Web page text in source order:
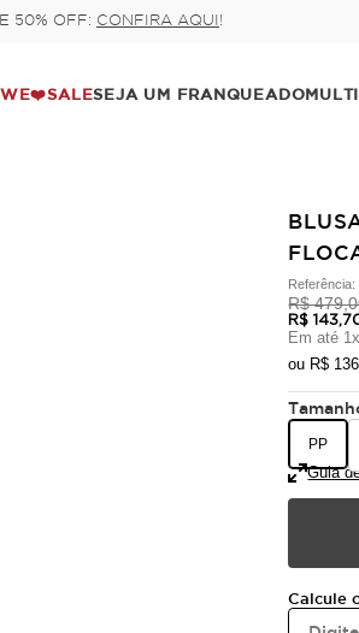
Pague no pix com 5% de desconto, ou
WE❤️SALESEJA UM FRANQUEADO
Referência:
R$
R$
Em até 1x
ou R$
PP
Guia
Calcule